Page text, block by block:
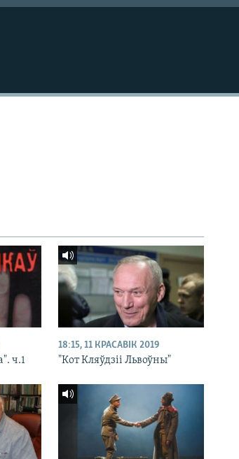
ч.1
18:15, 11 КРАСАВІК 2019
"Кот Кляўдзіі Львоўны"